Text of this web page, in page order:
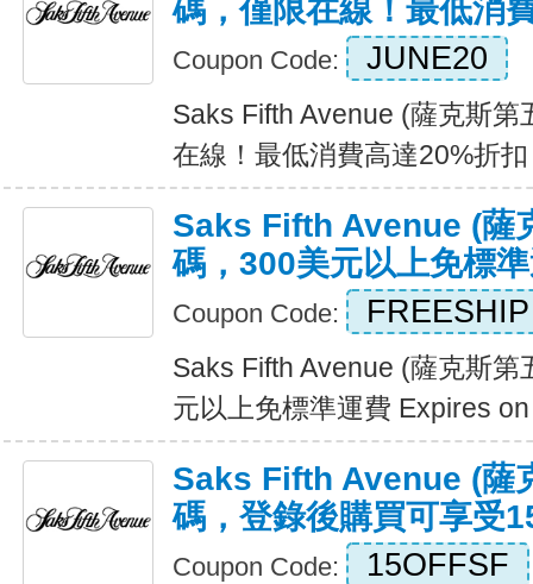
碼，僅限在線！最低消
Coupon Code: JUNE20
Saks Fifth Avenue (薩克斯第
在線！最低消費高達20%折
Saks Fifth Avenue (薩
碼，300美元以上免標
Coupon Code: FREESHIP
Saks Fifth Avenue (薩克斯
元以上免標準運費 Expires on
Saks Fifth Avenue (薩
碼，登錄後購買可享受
Coupon Code: 15OFFSF